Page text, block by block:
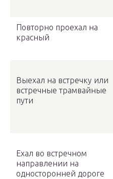
Повторно проехал на
красный
Выехал на встречку или
встречные трамвайные
пути
Ехал во встречном
направлении на
односторонней дороге